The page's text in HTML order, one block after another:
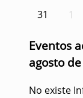
31
1
Eventos
agosto
No existe